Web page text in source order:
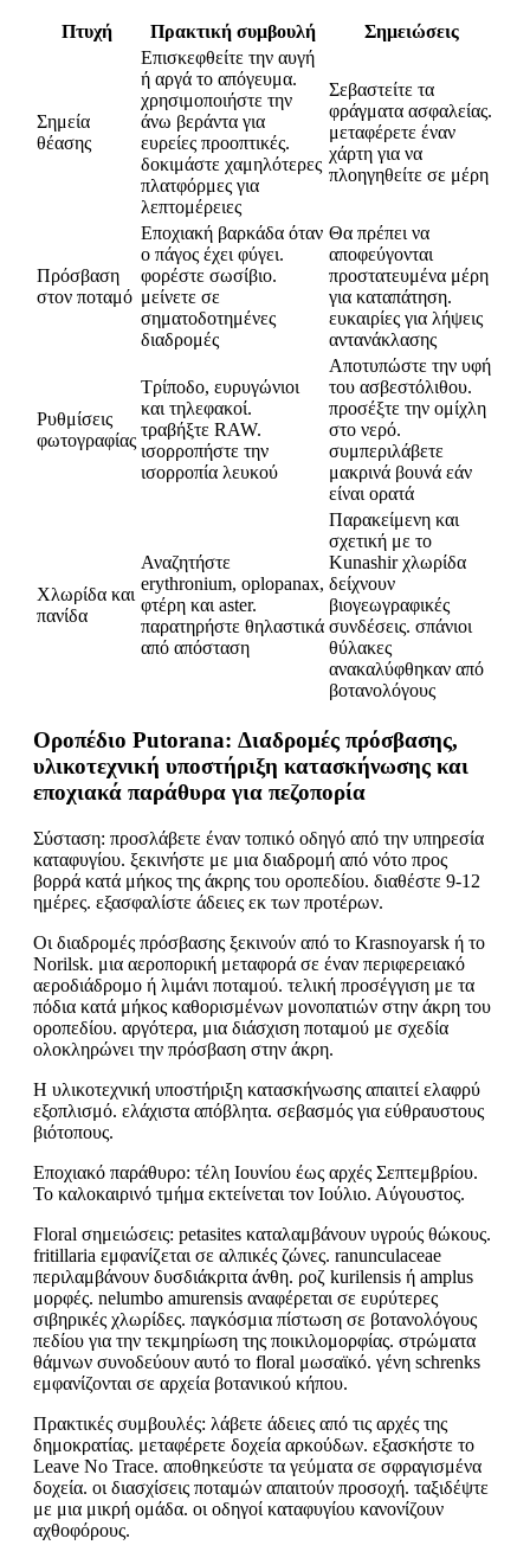
Πτυχή Πρακτική συμβουλή Σημειώσεις
Σημεία
θέασης
Επισκεφθείτε την αυγή
ή αργά το απόγευμα.
χρησιμοποιήστε την
άνω βεράντα για
ευρείες προοπτικές.
δοκιμάστε χαμηλότερες
πλατφόρμες για
λεπτομέρειες
Σεβαστείτε τα
φράγματα ασφαλείας.
μεταφέρετε έναν
χάρτη για να
πλοηγηθείτε σε μέρη
Πρόσβαση
στον ποταμό
Εποχιακή βαρκάδα όταν
ο πάγος έχει φύγει.
φορέστε σωσίβιο.
μείνετε σε
σηματοδοτημένες
διαδρομές
Θα πρέπει να
αποφεύγονται
προστατευμένα μέρη
για καταπάτηση.
ευκαιρίες για λήψεις
αντανάκλασης
Ρυθμίσεις
φωτογραφίας
Τρίποδο, ευρυγώνιοι
και τηλεφακοί.
τραβήξτε RAW.
ισορροπήστε την
ισορροπία λευκού
Αποτυπώστε την υφή
του ασβεστόλιθου.
προσέξτε την ομίχλη
στο νερό.
συμπεριλάβετε
μακρινά βουνά εάν
είναι ορατά
Χλωρίδα και
πανίδα
Αναζητήστε
erythronium, oplopanax,
φτέρη και aster.
παρατηρήστε θηλαστικά
από απόσταση
Παρακείμενη και
σχετική με το
Kunashir χλωρίδα
δείχνουν
βιογεωγραφικές
συνδέσεις. σπάνιοι
θύλακες
ανακαλύφθηκαν από
βοτανολόγους
Οροπέδιο Putorana: Διαδρομές πρόσβασης,
υλικοτεχνική υποστήριξη κατασκήνωσης και
εποχιακά παράθυρα για πεζοπορία
Σύσταση: προσλάβετε έναν τοπικό οδηγό από την υπηρεσία
καταφυγίου. ξεκινήστε με μια διαδρομή από νότο προς
βορρά κατά μήκος της άκρης του οροπεδίου. διαθέστε 9-12
ημέρες. εξασφαλίστε άδειες εκ των προτέρων.
Οι διαδρομές πρόσβασης ξεκινούν από το Krasnoyarsk ή το
Norilsk. μια αεροπορική μεταφορά σε έναν περιφερειακό
αεροδιάδρομο ή λιμάνι ποταμού. τελική προσέγγιση με τα
πόδια κατά μήκος καθορισμένων μονοπατιών στην άκρη του
οροπεδίου. αργότερα, μια διάσχιση ποταμού με σχεδία
ολοκληρώνει την πρόσβαση στην άκρη.
Η υλικοτεχνική υποστήριξη κατασκήνωσης απαιτεί ελαφρύ
εξοπλισμό. ελάχιστα απόβλητα. σεβασμός για εύθραυστους
βιότοπους.
Εποχιακό παράθυρο: τέλη Ιουνίου έως αρχές Σεπτεμβρίου.
Το καλοκαιρινό τμήμα εκτείνεται τον Ιούλιο. Αύγουστος.
Floral σημειώσεις: petasites καταλαμβάνουν υγρούς θώκους.
fritillaria εμφανίζεται σε αλπικές ζώνες. ranunculaceae
περιλαμβάνουν δυσδιάκριτα άνθη. ροζ kurilensis ή amplus
μορφές. nelumbo amurensis αναφέρεται σε ευρύτερες
σιβηρικές χλωρίδες. παγκόσμια πίστωση σε βοτανολόγους
πεδίου για την τεκμηρίωση της ποικιλομορφίας. στρώματα
θάμνων συνοδεύουν αυτό το floral μωσαϊκό. γένη schrenks
εμφανίζονται σε αρχεία βοτανικού κήπου.
Πρακτικές συμβουλές: λάβετε άδειες από τις αρχές της
δημοκρατίας. μεταφέρετε δοχεία αρκούδων. εξασκήστε το
Leave No Trace. αποθηκεύστε τα γεύματα σε σφραγισμένα
δοχεία. οι διασχίσεις ποταμών απαιτούν προσοχή. ταξιδέψτε
με μια μικρή ομάδα. οι οδηγοί καταφυγίου κανονίζουν
αχθοφόρους.